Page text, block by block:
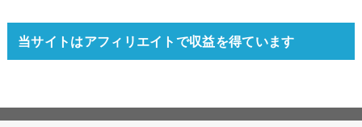
当サイトはアフィリエイトで収益を得ています